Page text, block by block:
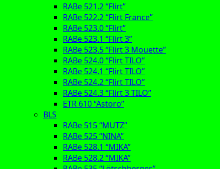
RABe 521.2 “Flirt”
RABe 522.2 “Flirt France”
RABe 523.0 “Flirt”
RABe 523.1 “Flirt 3”
RABe 523.5 “Flirt 3 Mouette”
RABe 524.0 “Flirt TILO”
RABe 524.1 “Flirt TILO”
RABe 524.2 “Flirt TILO”
RABe 524.3 “Flirt 3 TILO”
ETR 610 “Astoro”
BLS
RABe 515 “MUTZ”
RABe 525 “NINA”
RABe 528.1 “MIKA”
RABe 528.2 “MIKA”